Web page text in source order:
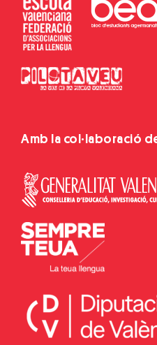
Amb la col·laboració